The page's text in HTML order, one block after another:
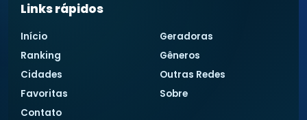
Links rápidos
Início
Geradoras
Ranking
Gêneros
Cidades
Outras Redes
Favoritas
Sobre
Contato